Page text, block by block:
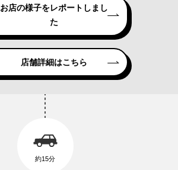
お店の様子をレポートしまし
た
店舗詳細はこちら
約15分